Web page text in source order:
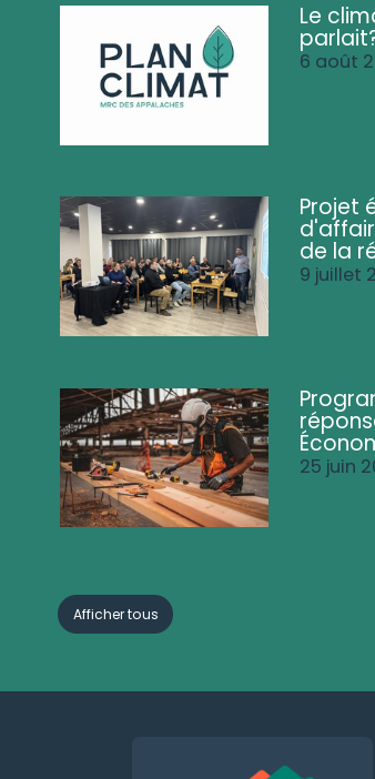
Le
6 août
Projet
de la
9 juillet
25 juin
Afficher tous